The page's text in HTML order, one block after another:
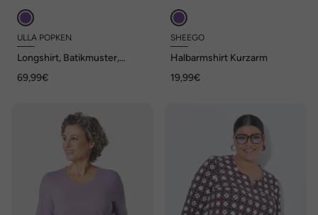
ULLA POPKEN
Longshirt, Batikmuster,
69,99€
SHEEGO
Halbarmshirt Kurzarm
19,99€